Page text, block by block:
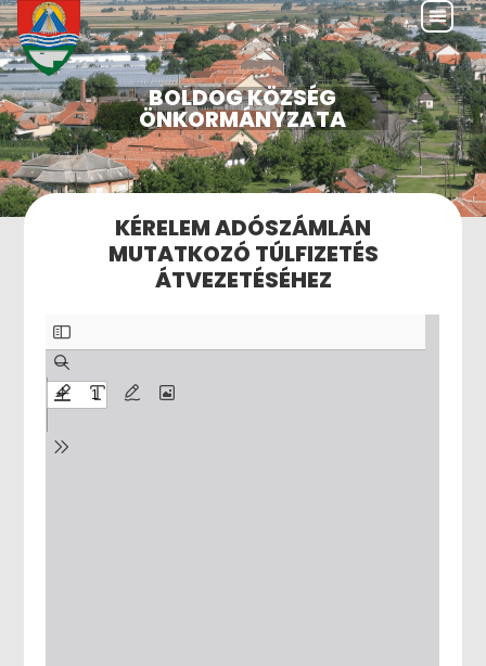
BOLDOG KÖZSÉG
ÖNKORMÁNYZATA
KÉRELEM ADÓSZÁMLÁN
MUTATKOZÓ TÚLFIZETÉS
ÁTVEZETÉSÉHEZ